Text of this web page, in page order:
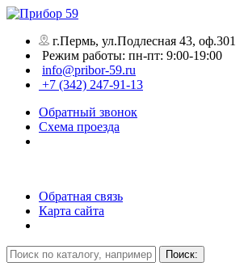
г.Пермь, ул.Подлесная 43, оф.301
Режим работы: пн-пт: 9:00-19:00
info@pribor-59.ru
+7 (342) 247-91-13
Обратный звонок
Схема проезда
Обратная связь
Карта сайта